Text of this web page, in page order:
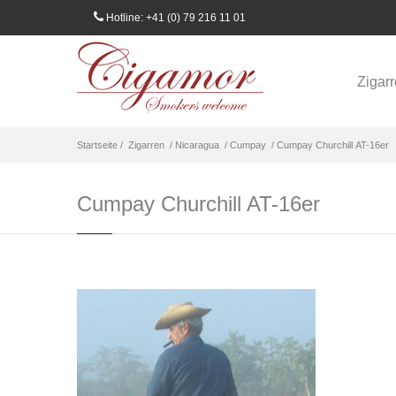
Hotline: +41 (0) 79 216 11 01
Startseite / Zigarren / Nicaragua / Cumpay / Cumpay Churchill AT-16er
Cumpay Churchill AT-16er